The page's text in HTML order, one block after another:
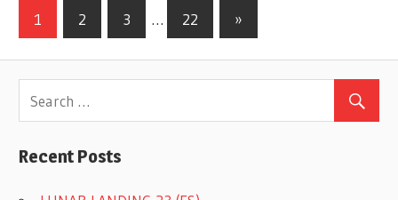
Posts
navigation
1 2 3 … 22
Next
Posts
»
Recent Posts